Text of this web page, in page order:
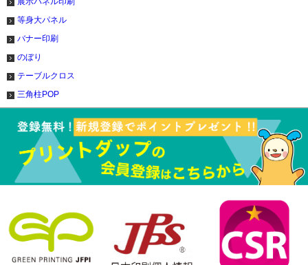
等身大パネル
バナー印刷
のぼり
テーブルクロス
三角柱POP